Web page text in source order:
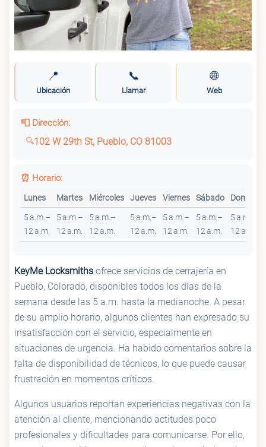
📍
Ubicación
📞
Llamar
🌐
Web
📮 Dirección:
102 W 29th St, Pueblo, CO 81003
⏰ Horario:
Lunes Martes Miércoles Jueves Viernes Sábado Domingo
5 a.m.–
12 a.m.
5 a.m.–
12 a.m.
5 a.m.–
12 a.m.
5 a.m.–
12 a.m.
5 a.m.–
12 a.m.
5 a.m.–
12 a.m.
5 a.m.–
12 a.m.
KeyMe Locksmiths ofrece servicios de cerrajería en
Pueblo, Colorado, disponibles todos los días de la
semana desde las 5 a.m. hasta la medianoche. A pesar
de su amplio horario, algunos clientes han expresado su
insatisfacción con el servicio, especialmente en
situaciones de urgencia. Ha habido comentarios sobre la
falta de disponibilidad de técnicos, lo que puede causar
frustración en momentos críticos.
Algunos usuarios reportan experiencias negativas con la
atención al cliente, mencionando actitudes poco
profesionales y dificultades para comunicarse. Por ello,